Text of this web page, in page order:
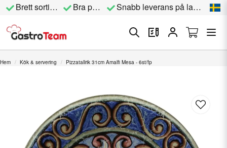
Brett sortiment Bra priser Snabb leverans på lagervara
Hem Kök & servering Pizzatallrik 31cm Amalfi Mesa - 6st/fp